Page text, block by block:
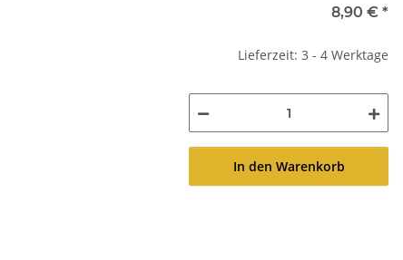
8,90 € *
Lieferzeit: 3 - 4 Werktage
In den Warenkorb